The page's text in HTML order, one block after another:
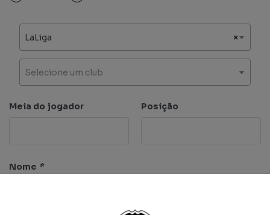
×
LaLiga
Selecione um club
Meia do jogador Posição
Nome *